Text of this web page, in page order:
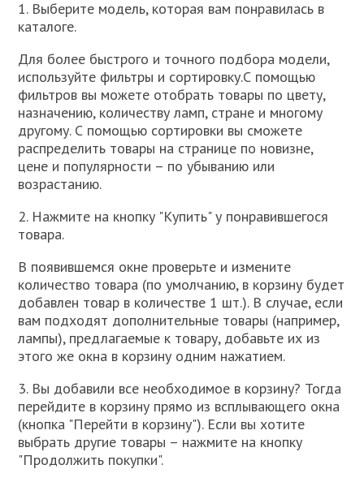
1. Выберите модель, которая вам понравилась в
каталоге.
Для более быстрого и точного подбора модели,
используйте фильтры и сортировку.С помощью
фильтров вы можете отобрать товары по цвету,
назначению, количеству ламп, стране и многому
другому. С помощью сортировки вы сможете
распределить товары на странице по новизне,
цене и популярности – по убыванию или
возрастанию.
2. Нажмите на кнопку "Купить" у понравившегося
товара.
В появившемся окне проверьте и измените
количество товара (по умолчанию, в корзину будет
добавлен товар в количестве 1 шт.). В случае, если
вам подходят дополнительные товары (например,
лампы), предлагаемые к товару, добавьте их из
этого же окна в корзину одним нажатием.
3. Вы добавили все необходимое в корзину? Тогда
перейдите в корзину прямо из всплывающего окна
(кнопка "Перейти в корзину"). Если вы хотите
выбрать другие товары – нажмите на кнопку
"Продолжить покупки".